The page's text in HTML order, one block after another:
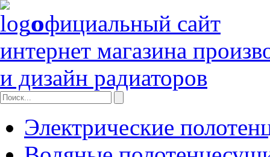
официальный сайт
интернет магазина
и дизайн радиаторов
Электрические